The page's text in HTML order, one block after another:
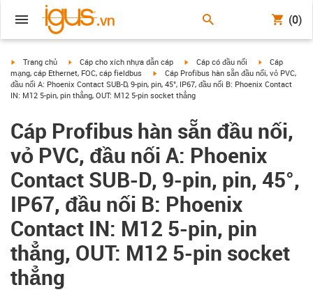
(0)
igus-icon-arrow-right
Trang chủ igus-icon-arrow-right
Cáp cho xích nhựa dẫn cáp igus-icon-arrow-right
Cáp có đầu nối igus-icon-
Cáp
mạng, cáp Ethernet, FOC, cáp fieldbus
igus-icon-arrow-right
Cáp Profibus hàn sẵn đầu nối, vỏ PVC,
đầu nối A: Phoenix Contact SUB-D, 9-pin, pin, 45°, IP67, đầu nối B: Phoenix Contact
IN: M12 5-pin, pin thẳng, OUT: M12 5-pin socket thẳng
Cáp Profibus hàn sẵn đầu nối,
vỏ PVC, đầu nối A: Phoenix
Contact SUB-D, 9-pin, pin, 45°,
IP67, đầu nối B: Phoenix
Contact IN: M12 5-pin, pin
thẳng, OUT: M12 5-pin socket
thẳng